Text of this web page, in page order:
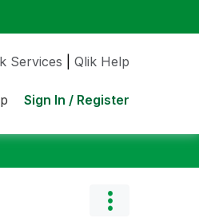
Services Qlik Help
Sign In / Register